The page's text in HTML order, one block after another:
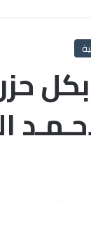
بكل